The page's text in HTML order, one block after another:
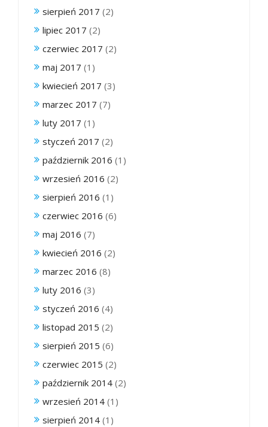
sierpień 2017 (2)
lipiec 2017 (2)
czerwiec 2017 (2)
maj 2017 (1)
kwiecień 2017 (3)
marzec 2017 (7)
luty 2017 (1)
styczeń 2017 (2)
październik 2016 (1)
wrzesień 2016 (2)
sierpień 2016 (1)
czerwiec 2016 (6)
maj 2016 (7)
kwiecień 2016 (2)
marzec 2016 (8)
luty 2016 (3)
styczeń 2016 (4)
listopad 2015 (2)
sierpień 2015 (6)
czerwiec 2015 (2)
październik 2014 (2)
wrzesień 2014 (1)
sierpień 2014 (1)